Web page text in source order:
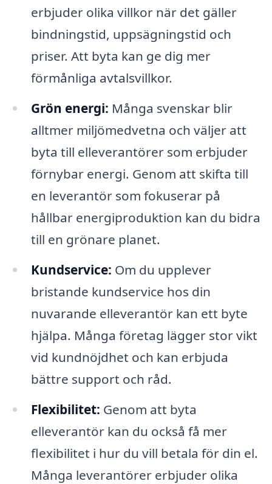
erbjuder olika villkor när det gäller
bindningstid, uppsägningstid och
priser. Att byta kan ge dig mer
förmånliga avtalsvillkor.
Grön energi: Många svenskar blir
alltmer miljömedvetna och väljer att
byta till elleverantörer som erbjuder
förnybar energi. Genom att skifta till
en leverantör som fokuserar på
hållbar energiproduktion kan du bidra
till en grönare planet.
Kundservice: Om du upplever
bristande kundservice hos din
nuvarande elleverantör kan ett byte
hjälpa. Många företag lägger stor vikt
vid kundnöjdhet och kan erbjuda
bättre support och råd.
Flexibilitet: Genom att byta
elleverantör kan du också få mer
flexibilitet i hur du vill betala för din el.
Många leverantörer erbjuder olika